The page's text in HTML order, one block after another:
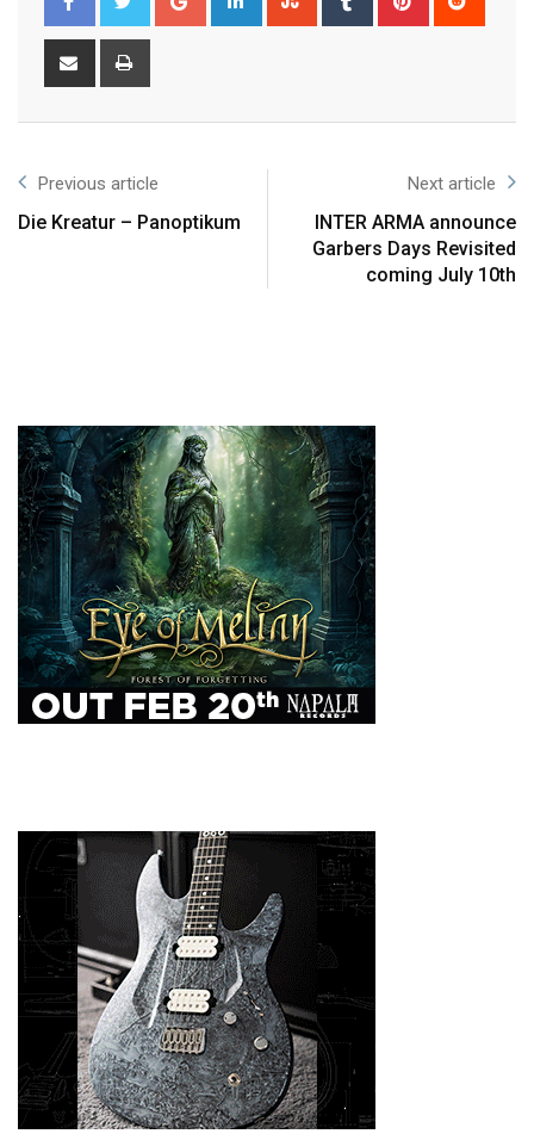
Previous article
Die Kreatur – Panoptikum
Next article
INTER ARMA announce
Garbers Days Revisited
coming July 10th